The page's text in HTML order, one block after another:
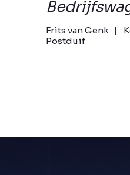
Frits van Genk
Postduif